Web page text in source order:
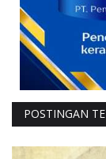
POSTINGAN